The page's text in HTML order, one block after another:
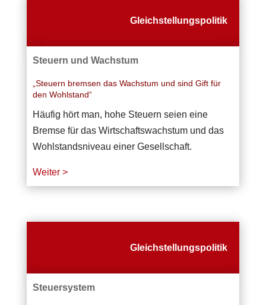
Gleichstellungspolitik
Steuern und Wachstum
„Steuern bremsen das Wachstum und sind Gift für
den Wohlstand“
Häufig hört man, hohe Steuern seien eine
Bremse für das Wirtschaftswachstum und das
Wohlstandsniveau einer Gesellschaft.
Weiter >
Gleichstellungspolitik
Steuersystem